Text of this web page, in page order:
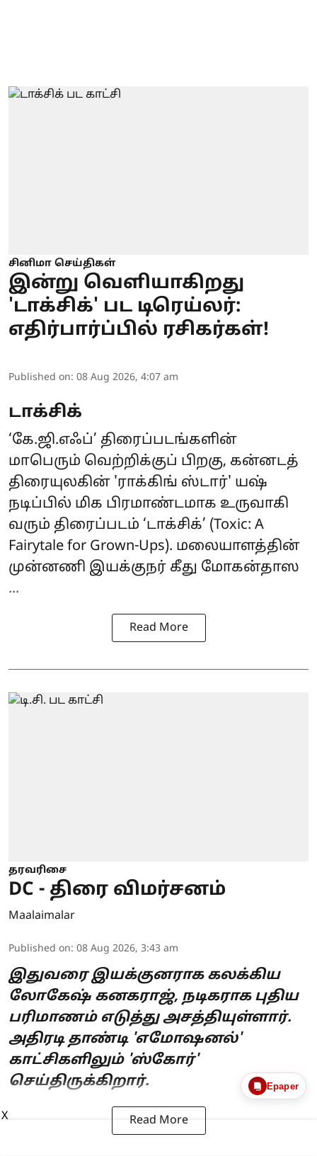
சினிமா செய்திகள்
இன்று வெளியாகிறது
'டாக்சிக்' பட டிரெய்லர்:
எதிர்பார்ப்பில் ரசிகர்கள்!
Published on: 08 Aug 2026, 4:07 am
டாக்சிக்
‘கே.ஜி.எஃப்’ திரைப்படங்களின்
மாபெரும் வெற்றிக்குப் பிறகு, கன்னடத்
திரையுலகின் 'ராக்கிங் ஸ்டார்' யஷ்
நடிப்பில் மிக பிரமாண்டமாக உருவாகி
வரும் திரைப்படம் ‘டாக்சிக்’ (Toxic: A
Fairytale for Grown-Ups). மலையாளத்தின்
முன்னணி இயக்குநர் கீது மோகன்தாஸ
...
Read More
தரவரிசை
DC - திரை விமர்சனம்
Maalaimalar
Published on: 08 Aug 2026, 3:43 am
இதுவரை இயக்குனராக கலக்கிய
லோகேஷ் கனகராஜ், நடிகராக புதிய
பரிமாணம் எடுத்து அசத்தியுள்ளார்.
அதிரடி தாண்டி 'எமோஷனல்'
காட்சிகளிலும் 'ஸ்கோர்'
செய்திருக்கிறார்.
Read More
Epaper
X